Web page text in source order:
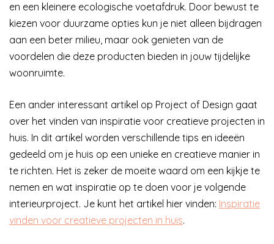
en een kleinere ecologische voetafdruk. Door bewust te
kiezen voor duurzame opties kun je niet alleen bijdragen
aan een beter milieu, maar ook genieten van de
voordelen die deze producten bieden in jouw tijdelijke
woonruimte.
Een ander interessant artikel op Project of Design gaat
over het vinden van inspiratie voor creatieve projecten in
huis. In dit artikel worden verschillende tips en ideeën
gedeeld om je huis op een unieke en creatieve manier in
te richten. Het is zeker de moeite waard om een kijkje te
nemen en wat inspiratie op te doen voor je volgende
interieurproject. Je kunt het artikel hier vinden: Inspiratie
vinden voor creatieve projecten in huis.